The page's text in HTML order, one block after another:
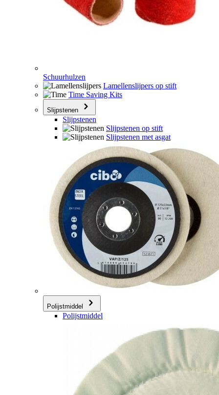
Schuurhulzen
Lamellenslijpers op stift
Time Saving Kits
Slijpstenen
Slijpstenen
Slijpstenen op stift
Slijpstenen met asgat
Polijstmiddel
Polijstmiddel